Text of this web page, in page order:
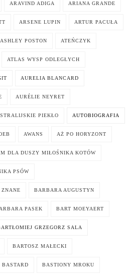
ARAVIND ADIGA ARIANA GRANDE
ARSENE LUPIN ARTUR PACUŁA
ASHLEY POSTON ATEŃCZYK
ATLAS WYSP ODLEGŁYCH
AURELIA BLANCARD
AURÉLIE NEYRET
PIEKŁO AUTOBIOGRAFIA
AWANS AŻ PO HORYZONT
DLA DUSZY MIŁOŚNIKA KOTÓW
PSÓW
BARBARA AUGUSTYN
PASEK BART MOEYAERT
GRZEGORZ SALA
BARTOSZ MAŁECKI
BASTARD BASTIONY MROKU